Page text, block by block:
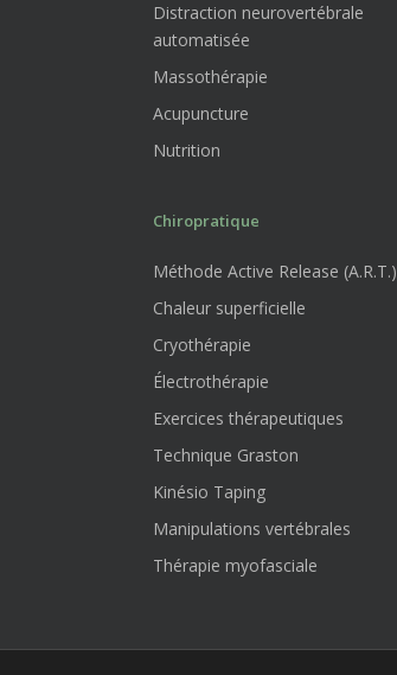
Distraction neurovertébrale
automatisée
Massothérapie
Acupuncture
Nutrition
Chiropratique
Méthode Active Release (A.R.T.)
Chaleur superficielle
Cryothérapie
Électrothérapie
Exercices thérapeutiques
Technique Graston
Kinésio Taping
Manipulations vertébrales
Thérapie myofasciale